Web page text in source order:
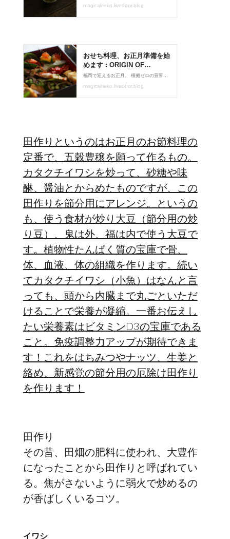
田作りというのはお正月のお節料理の
定番で、五穀豊穣を願って作るもの。
カタクチイワシを炒って、砂糖や味
醂、醤油とからめたものですが、この
田作りを節分用にアレンジ。というの
も、使う食材が炒り大豆（節分用の炒
り豆）、鬼は外、福は内で使う大豆で
す。植物性たんぱく質の宝庫で骨、
体、血液、体の組織を作ります。続い
てカタクチイワシ（小魚）はなんと言
っても、頭から内臓まで丸ごといただ
けることで栄養が凝縮。一番お伝えし
たい栄養素はビタミンD3の宝庫である
こと。免疫調整力アップが期待できま
す！ これをはちみつやナッツ、生姜と
絡め、新感覚の節分用の厄除け田作り
を作ります！
田作り
その昔、田畑の肥料に使われ、大豊作
になったことから田作りと呼ばれてい
る。焦がさないように弱火で炒めるの
が香ばしくいるコツ。
イワシ